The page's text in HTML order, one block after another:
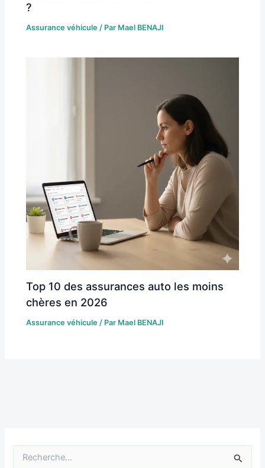
?
Assurance véhicule / Par Mael BENAJI
Top 10 des assurances auto les moins
chères en 2026
Assurance véhicule / Par Mael BENAJI